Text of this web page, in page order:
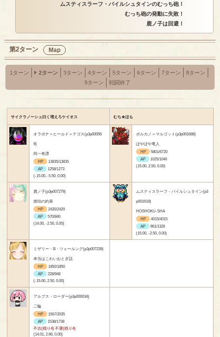
ムスティスラーフ・バイルシュタインのむっち砲！
むっち砲の発動に失敗！
鹿ノ子は回避！
第2ターン Map
1ターン 2ターン 3ターン 4ターン 5ターン 6ターン 7ターン
8ターン
9ターン
戦闘終了
サイクラノーシュ曰く増えろケイオス むち★ほも
オラボナ＝ヒールド＝テゴス(p3p00056
9)
同一奇譚
HP
13835/13835
AP
1258/1273
(-15.00, -5.50, 0.00)
ボルカノ＝マルゴット(p3p001688)
ぽやぽや竜人
HP
5801/6720
AP
1025/1040
(15.00, 2.50, 0.00)
鹿ノ子(p3p007279)
琥珀の約束
HP
2420/2420
AP
570/840
(14.00, -2.50, 0.00)
ムスティスラーフ・バイルシュタイン(p3
p001619)
HOSHOKU-SHA
HP
4015/4015
AP
961/1326
(15.00, -2.50, 0.00)
ミザリー・B・ツェールング(p3p007239)
本当はこわいおとぎ話
HP
1850/1850
AP
228/948
(-15.00, 2.50, 0.00)
アルプス・ローダー(p3p000034)
二輪
HP
1567/2035
AP
1538/1738
不吉(残り4) 不運(残り4)
(14.01, 2.66, 0.00)